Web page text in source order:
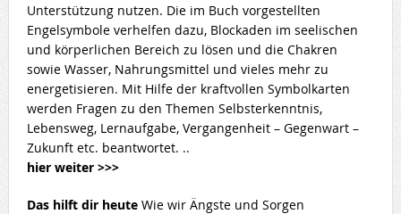
Unterstützung nutzen. Die im Buch vorgestellten
Engelsymbole verhelfen dazu, Blockaden im seelischen
und körperlichen Bereich zu lösen und die Chakren
sowie Wasser, Nahrungsmittel und vieles mehr zu
energetisieren. Mit Hilfe der kraftvollen Symbolkarten
werden Fragen zu den Themen Selbsterkenntnis,
Lebensweg, Lernaufgabe, Vergangenheit – Gegenwart –
Zukunft etc. beantwortet. ..
hier weiter >>>
Das hilft dir heute Wie wir Ängste und Sorgen